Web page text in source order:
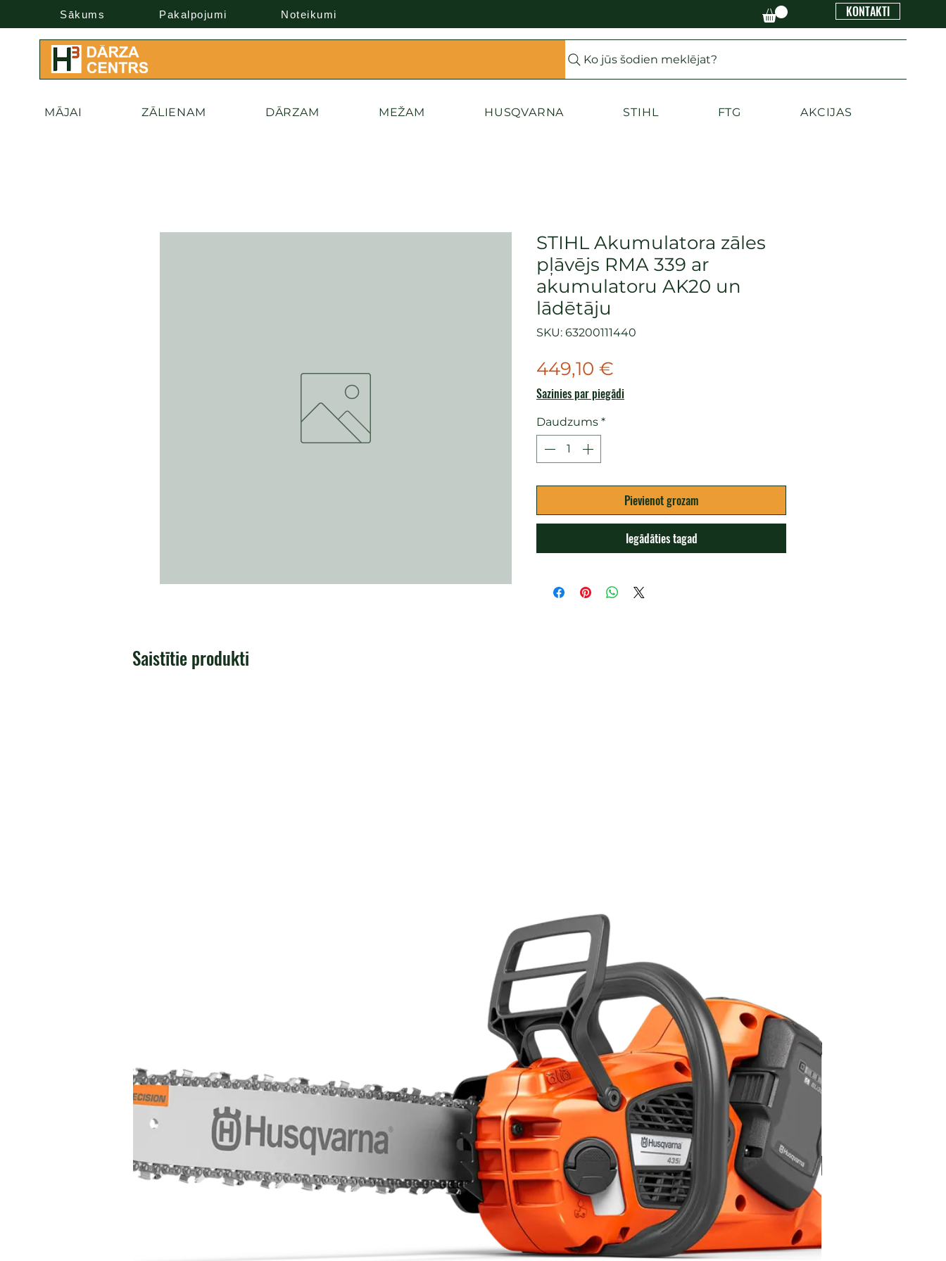
Sākums Pakalpojumi Noteikumi KONTAKTI
Ko jūs šodien meklējat?
MĀJAI ZĀLIENAM DĀRZAM MEŽAM HUSQVARNA STIHL FTG AKCIJAS
STIHL Akumulatora zāles
pļāvējs RMA 339 ar
akumulatoru AK20 un
lādētāju
SKU: 63200111440
449,10 €
Sazinies par piegādi
Daudzums *
Pievienot grozam
Iegādāties tagad
Saistītie produkti